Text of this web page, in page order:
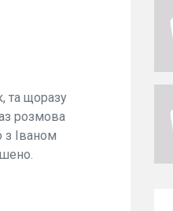
та щоразу
розмова
з Іваном